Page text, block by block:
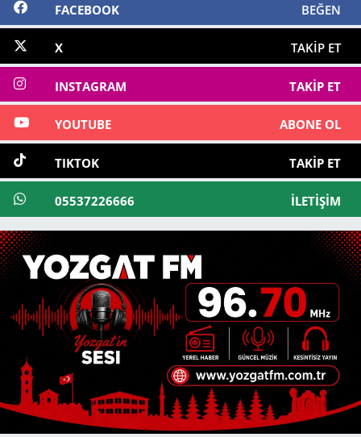
FACEBOOK BEĞEN
X TAKIP ET
INSTAGRAM TAKIP ET
YOUTUBE ABONE OL
TIKTOK TAKIP ET
05537226666 İLETIŞIM